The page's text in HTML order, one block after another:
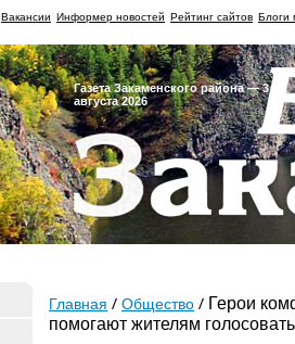
Вакансии Информер новостей Рейтинг сайтов Блоги
Газета Закаменского района — 3
августа 2026
Главная Общество
Герои
помогают жителям